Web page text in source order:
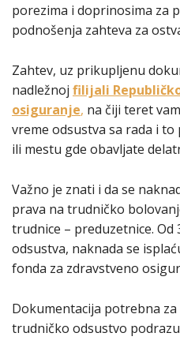
porezima i doprinosima za
podnošenja zahteva za
Zahtev, uz prikupljenu
nadležnoj filijali
osiguranje, na čiji teret
vreme odsustva sa rada i
ili mestu gde obavljate
Važno je znati i da se
prava na trudničko
trudnice – preduzetnice. Od
odsustva, naknada se
fonda za zdravstveno
Dokumentacija potrebna
trudničko odsustvo